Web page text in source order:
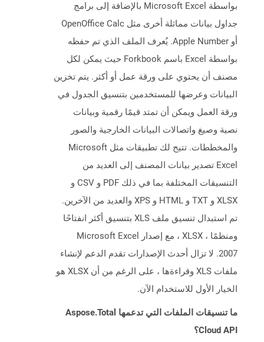
بواسطة Microsoft Excel بالإضافة إلى برامج
جداول بيانات مماثلة أخرى مثل OpenOffice Calc
أو Apple Number. يُعرف الملف الذي تم حفظه
بواسطة Excel باسم Forkbook حيث يمكن لكل
مصنف أن يحتوي على ورقة عمل أو أكثر. يتم تخزين
البيانات وعرضها للمستخدمين بتنسيق الجدول في
ورقة العمل ويمكن أن تمتد قيمًا رقمية وبيانات
نصية وصيغ واتصالات البيانات الخارجية والصور
والمخططات. تتيح لك تطبيقات مثل Microsoft
Excel تصدير بيانات المصنف إلى العديد من
التنسيقات المختلفة بما في ذلك PDF و CSV و
XLSX و TXT و HTML و XPS والعديد من الآخرين.
تم استبدال تنسيق ملف XLS بتنسيق أكثر انفتاحًا
ومنظمًا ، XLSX ، مع إصدار Microsoft Excel
2007. لا تزال أحدث الإصدارات تقدم الدعم لإنشاء
ملفات XLS وقراءةها ، على الرغم من أن XLSX هو
الخيار الأول للاستخدام الآن.
ما تنسيقات الملفات التي تدعمها Aspose.Total
Cloud API؟